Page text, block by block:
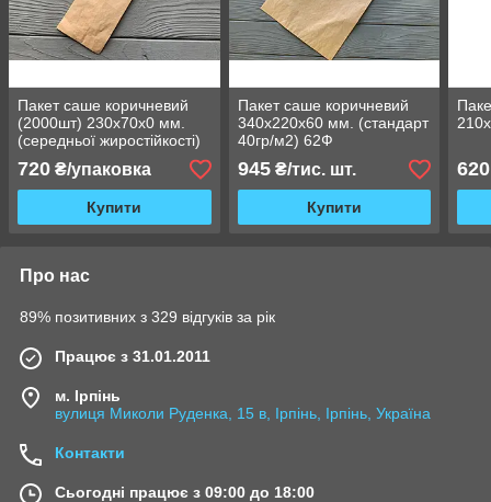
Пакет саше коричневий
(2000шт) 230х70х0 мм.
(середньої жиростійкості)
27Ф
720 ₴/упаковка
Купити
Пакет саше коричневий
340х220х60 мм. (стандарт
40гр/м2) 62Ф
945₴/тис. шт.
Купити
620
Про нас
89% позитивних з 329 відгуків за рік
Працює з 31.01.2011
м. Ірпінь
вулиця Миколи Руденка, 15 в, Ірпінь, Ірпінь, Україна
Контакти
Сьогодні працює з 09:00 до 18:00